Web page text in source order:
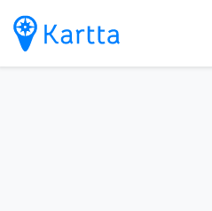
sisältöön